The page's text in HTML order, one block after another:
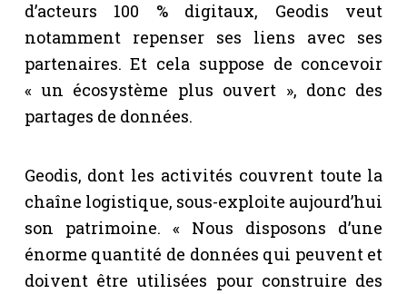
d’acteurs 100 % digitaux, Geodis veut
notamment repenser ses liens avec ses
partenaires. Et cela suppose de concevoir
« un écosystème plus ouvert », donc des
partages de données.
Geodis, dont les activités couvrent toute la
chaîne logistique, sous-exploite aujourd’hui
son patrimoine. « Nous disposons d’une
énorme quantité de données qui peuvent et
doivent être utilisées pour construire des